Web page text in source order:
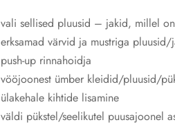
vali sellised pluusid – jakid, millel
erksamad värvid ja mustriga pluusid/
push-up rinnahoidja
vööjoonest ümber kleidid/pluusid/
ülakehale kihtide lisamine
väldi pükstel/seelikutel puusajoonel